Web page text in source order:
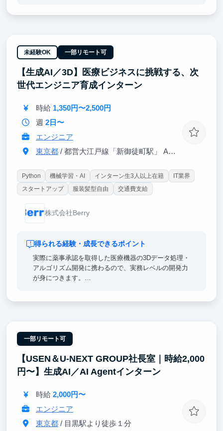
の経験
・品質苦情処理業務を通じて、製品ライフサイクル全
体を支える品質・規制対応の考え方を学ぶことができ
ます。
・将来的に品質保証、薬事、安全管理などのキャリア
ら業界理解を深めることができるポジションです。
未経験OK 一部リモート可
【生成AI／3D】医療ビジネスに挑戦する、次
世代エンジニア育成インターン
時給 1,350円〜2,500円
週 2日〜
エンジニア
東京都/ 都営大江戸線「新御徒町駅」 A4出口 徒歩3分
Python 機械学習・AI インターン生3人以上在籍
IT業界
スタートアップ
服装髪型自由 交通費支給
株式会社Berry
得られる経験・成長できるポイント
実際に薬事承認を取得した医療機器の3Dデータ処理・
アルゴリズム開発に携わるので、実務レベルの開発力
が身につきます。
いです。
未経験から挑戦できる環境で得た開発経験は、エンジ
ニア就活における具体的なガクチカとして語りやす
く、汎用的な開発力としてキャリアの武器になりま
一部リモート可
【USEN＆U-NEXT GROUP社長室｜時給2,000
円〜】生成AI／AI Agentインターン
時給 2,000円〜
エンジニア
東京都/ 目黒駅より徒歩１分